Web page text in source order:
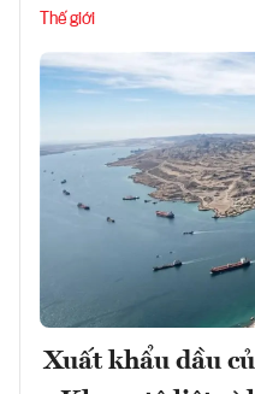
Thế giới
Xuất khẩu dầu